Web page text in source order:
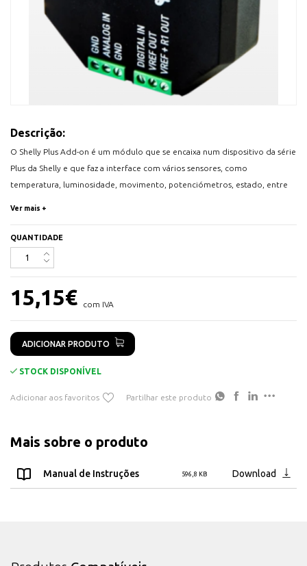
Descrição:
O Shelly Plus Add-on é um módulo que se encaixa num dispositivo da série
Plus da Shelly e que faz a interface com vários sensores, como
temperatura, luminosidade, movimento, potenciómetros, estado, entre
procuram soluções para problemas mais complexos.
Suporta até 5 sensores DS18B20 (temperatura);
Suporta 1 sensor DHT22 (humidade e temperatura);
Galvanicamente isolado;
Permite a criação de cenários ainda mais personalizados e sofisticados.
Ver mais +
QUANTIDADE
15,15€ com IVA
ADICIONAR PRODUTO
STOCK DISPONÍVEL
Adicionar aos favoritos Partilhar este produto
Mais sobre o produto
Manual de Instruções 596,8 KB Download